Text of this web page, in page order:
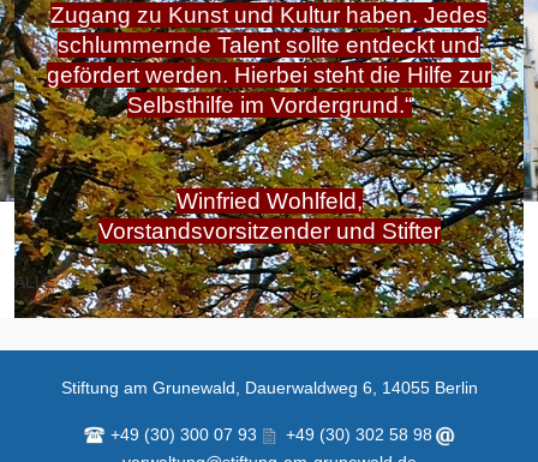
Zugang zu Kunst und Kultur haben. Jedes
schlummernde Talent sollte entdeckt und
gefördert werden. Hierbei steht die Hilfe zur
Selbsthilfe im Vordergrund.“
Winfried Wohlfeld,
Vorstandsvorsitzender und Stifter
ALLE
Stiftung am Grunewald, Dauerwaldweg 6, 14055 Berlin
+49 (30) 300 07 93
+49 (30) 302 58 98